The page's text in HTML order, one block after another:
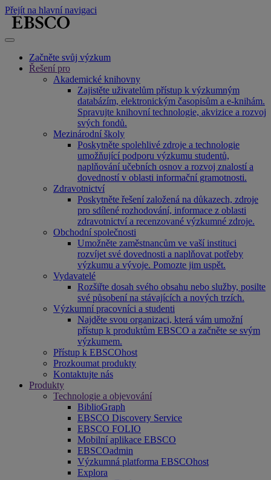
Přejít na hlavní navigaci
Začněte svůj výzkum
Řešení pro
Akademické knihovny
Zajistěte uživatelům přístup k výzkumným
databázím, elektronickým časopisům a e-knihám.
Spravujte knihovní technologie, akvizice a rozvoj
svých fondů.
Mezinárodní školy
Poskytněte spolehlivé zdroje a technologie
umožňující podporu výzkumu studentů,
naplňování učebních osnov a rozvoj znalostí a
dovedností v oblasti informační gramotnosti.
Zdravotnictví
Poskytněte řešení založená na důkazech, zdroje
pro sdílené rozhodování, informace z oblasti
zdravotnictví a recenzované výzkumné zdroje.
Obchodní společnosti
Umožněte zaměstnancům ve vaší instituci
rozvíjet své dovednosti a naplňovat potřeby
výzkumu a vývoje. Pomozte jim uspět.
Vydavatelé
Rozšiřte dosah svého obsahu nebo služby, posilte
své působení na stávajících a nových trzích.
Výzkumní pracovníci a studenti
Najděte svou organizaci, která vám umožní
přístup k produktům EBSCO a začněte se svým
výzkumem.
Přístup k EBSCOhost
Prozkoumat produkty
Kontaktujte nás
Produkty
Technologie a objevování
BiblioGraph
EBSCO Discovery Service
EBSCO FOLIO
Mobilní aplikace EBSCO
EBSCOadmin
Výzkumná platforma EBSCOhost
Explora